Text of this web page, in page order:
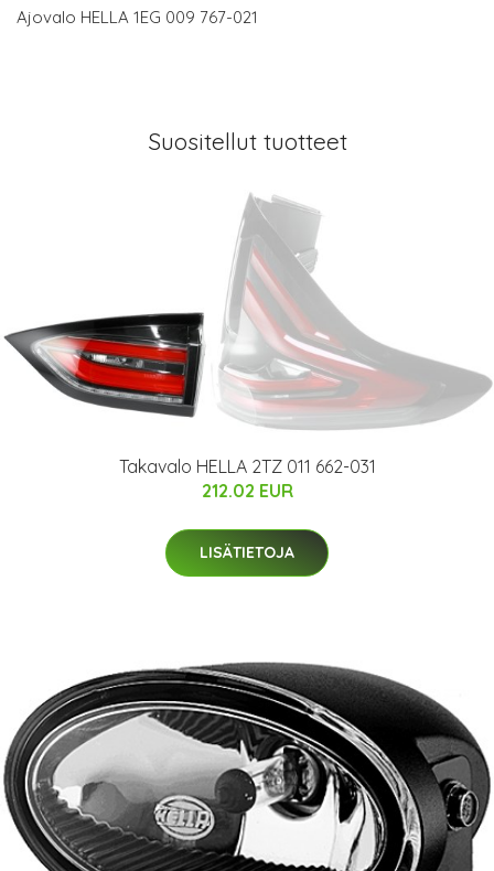
Ajovalo HELLA 1EG 009 767-021
Suositellut tuotteet
Takavalo HELLA 2TZ 011 662-031
212.02 EUR
LISÄTIETOJA